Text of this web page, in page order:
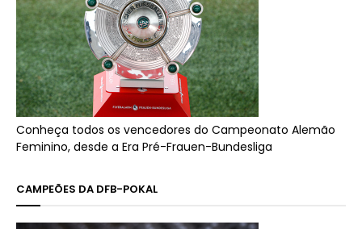
Conheça todos os vencedores do Campeonato Alemão
Feminino, desde a Era Pré-Frauen-Bundesliga
CAMPEÕES DA DFB-POKAL